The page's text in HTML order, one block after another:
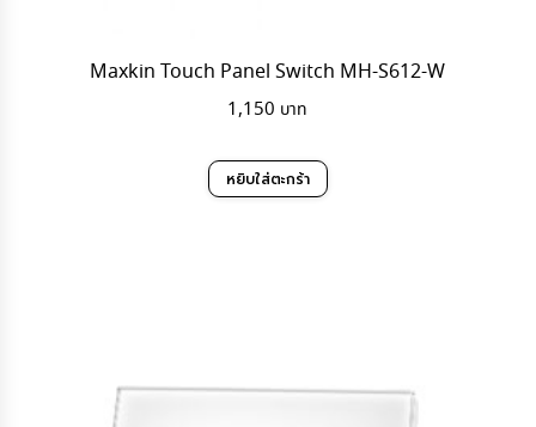
Maxkin Touch Panel Switch MH-S612-W
1,150
หยิบใส่ตะกร้า